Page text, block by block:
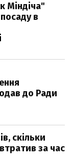
Міндіча"
в
до Ради
скільки
за час